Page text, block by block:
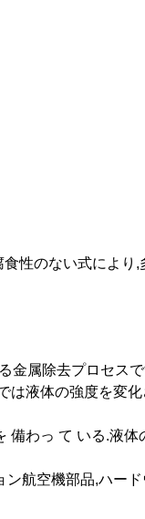
性のない式により
金属除去プロセス
液体の強度を変
備わっ て いる.液
航空機部品,ハー